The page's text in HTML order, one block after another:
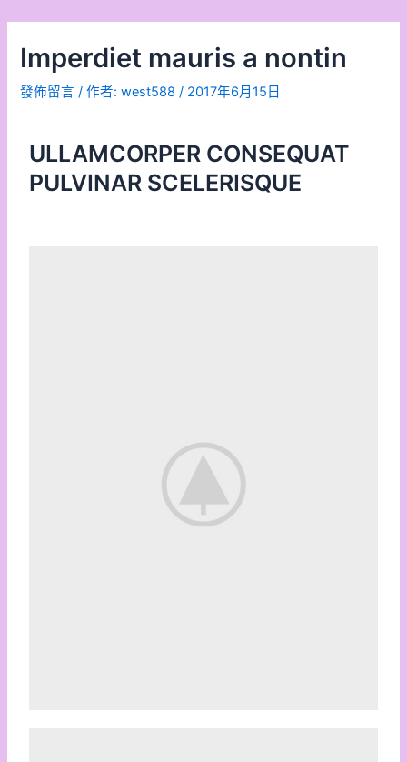
Imperdiet mauris a nontin
發佈留言 / 作者:west588/ 2017年6月15日
ULLAMCORPER CONSEQUAT
PULVINAR SCELERISQUE